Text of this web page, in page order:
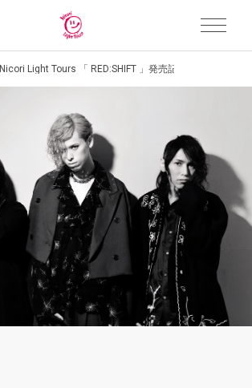
Nicori Light Tours 「 RED:SHIFT 」発売記念インストアイ